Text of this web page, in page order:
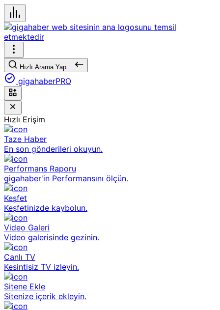
Hızlı Arama Yap...
gigahaberPRO
Hızlı Erişim
Taze Haber
En son gönderileri okuyun.
Performans Raporu
gigahaber'in Performansını ölçün.
Keşfet
Keşfetinizde kaybolun.
Video Galeri
Video galerisinde gezinin.
Canlı TV
Kesintisiz TV izleyin.
Sitene Ekle
Sitenize içerik ekleyin.